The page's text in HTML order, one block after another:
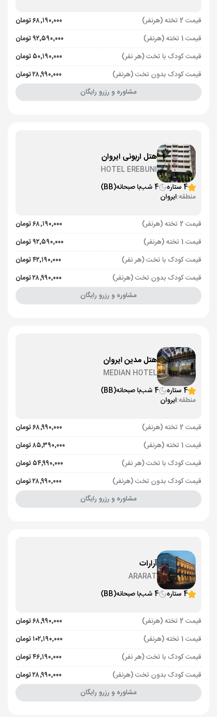
قیمت 2 تخته (هرنفر)
۶۸٬۱۹۰٬۰۰۰ تومان
قیمت 1 تخته (هرنفر)
۹۲٬۵۹۰٬۰۰۰ تومان
قیمت کودک با تخت (هر نفر)
۵۰٬۱۹۰٬۰۰۰ تومان
قیمت کودک بدون تخت (هرنفر)
۲۸٬۹۹۰٬۰۰۰ تومان
مشاوره و رزرو رایگان
هتل اربونی ایروان
HOTEL EREBUNI
4 ستاره
4 شب با صبحانه(BB)
منطقه:ایروان
قیمت 2 تخته (هرنفر)
۶۸٬۱۹۰٬۰۰۰ تومان
قیمت 1 تخته (هرنفر)
۹۲٬۵۹۰٬۰۰۰ تومان
قیمت کودک با تخت (هر نفر)
۴۲٬۱۹۰٬۰۰۰ تومان
قیمت کودک بدون تخت (هرنفر)
۲۸٬۹۹۰٬۰۰۰ تومان
مشاوره و رزرو رایگان
هتل مدین ایروان
MEDIAN HOTEL
4 ستاره
4 شب با صبحانه(BB)
منطقه:ایروان
قیمت 2 تخته (هرنفر)
۶۸٬۹۹۰٬۰۰۰ تومان
قیمت 1 تخته (هرنفر)
۸۵٬۳۹۰٬۰۰۰ تومان
قیمت کودک با تخت (هر نفر)
۵۴٬۹۹۰٬۰۰۰ تومان
قیمت کودک بدون تخت (هرنفر)
۲۸٬۹۹۰٬۰۰۰ تومان
مشاوره و رزرو رایگان
آرارات
ARARAT
4 ستاره
4 شب با صبحانه(BB)
قیمت 2 تخته (هرنفر)
۶۸٬۹۹۰٬۰۰۰ تومان
قیمت 1 تخته (هرنفر)
۱۰۲٬۱۹۰٬۰۰۰ تومان
قیمت کودک با تخت (هر نفر)
۴۶٬۱۹۰٬۰۰۰ تومان
قیمت کودک بدون تخت (هرنفر)
۲۸٬۹۹۰٬۰۰۰ تومان
مشاوره و رزرو رایگان